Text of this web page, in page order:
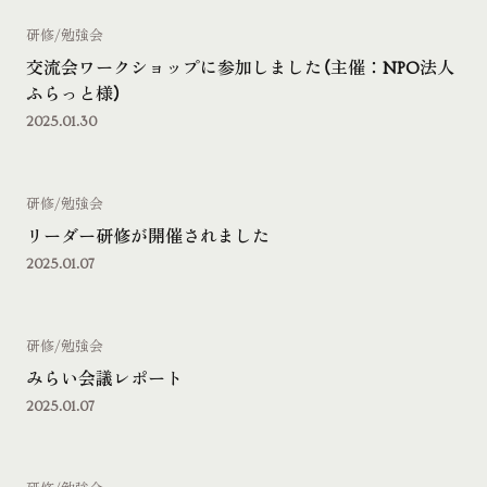
交流会ワークショップに参加しました（主催：NPO法人
ふらっと様）
研修/勉強会
2025.01.30
リーダー研修が開催されました
研修/勉強会
2025.01.07
みらい会議レポート
研修/勉強会
2025.01.07